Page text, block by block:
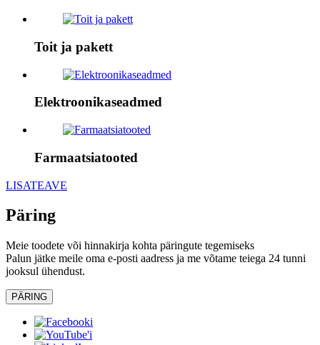
Toit ja pakett
Elektroonikaseadmed
Farmaatsiatooted
LISATEAVE
Päring
Meie toodete või hinnakirja kohta päringute tegemiseks
Palun jätke meile oma e-posti aadress ja me võtame teiega 24 tunni
jooksul ühendust.
PÄRING